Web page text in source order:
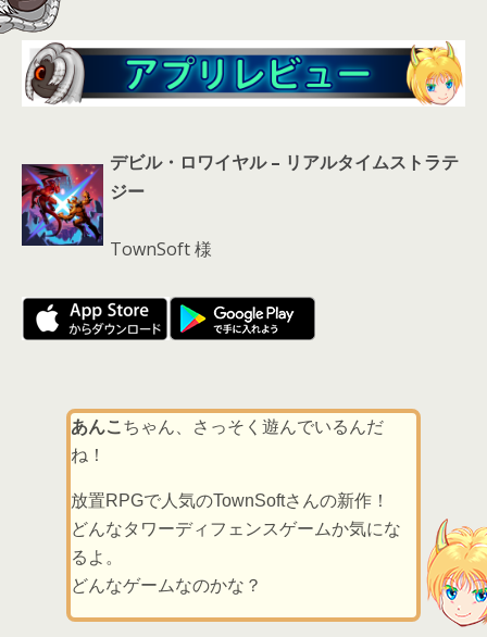
デビル・ロワイヤル – リアルタイムストラテ
ジー
TownSoft 様
あんこ ちゃん、さっそく遊んでいるんだ
ね！
放置RPGで人気のTownSoftさんの新作！
どんなタワーディフェンスゲームか気にな
るよ。
どんなゲームなのかな？